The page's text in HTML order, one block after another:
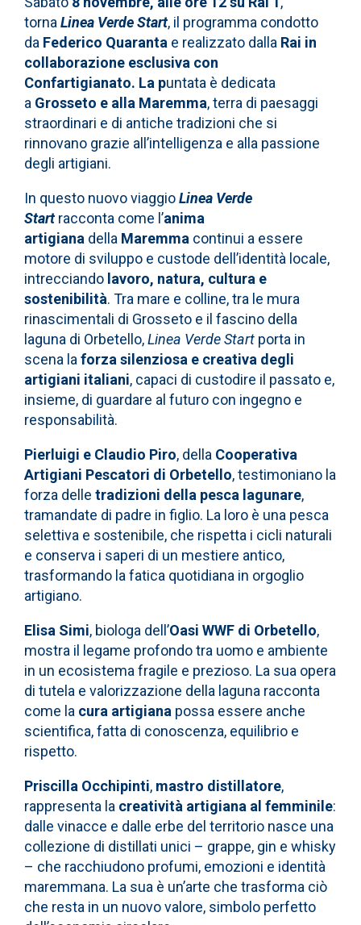
torna Linea Verde Start, il programma condotto
da Federico Quaranta e realizzato dalla Rai in
collaborazione esclusiva con
Confartigianato. La puntata è dedicata
a Grosseto e alla Maremma, terra di paesaggi
straordinari e di antiche tradizioni che si
rinnovano grazie all’intelligenza e alla passione
degli artigiani.
In questo nuovo viaggioLinea Verde
Startracconta come l’anima
artigiana della Maremma continui a essere
motore di sviluppo e custode dell’identità locale,
intrecciando lavoro, natura, cultura e
sostenibilità. Tra mare e colline, tra le mura
rinascimentali di Grosseto e il fascino della
laguna di Orbetello,Linea Verde Start porta in
scena la forza silenziosa e creativa degli
artigiani italiani, capaci di custodire il passato e,
insieme, di guardare al futuro con ingegno e
responsabilità.
Pierluigi e Claudio Piro, della Cooperativa
Artigiani Pescatori di Orbetello, testimoniano la
forza delle tradizioni della pesca lagunare,
tramandate di padre in figlio. La loro è una pesca
selettiva e sostenibile, che rispetta i cicli naturali
e conserva i saperi di un mestiere antico,
trasformando la fatica quotidiana in orgoglio
artigiano.
Elisa Simi, biologa dell’Oasi WWF di Orbetello,
mostra il legame profondo tra uomo e ambiente
in un ecosistema fragile e prezioso. La sua opera
di tutela e valorizzazione della laguna racconta
come la cura artigiana possa essere anche
scientifica, fatta di conoscenza, equilibrio e
rispetto.
Priscilla Occhipinti, mastro distillatore,
rappresenta la creatività artigiana al femminile:
dalle vinacce e dalle erbe del territorio nasce una
collezione di distillati unici – grappe, gin e whisky
– che racchiudono profumi, emozioni e identità
maremmana. La sua è un’arte che trasforma ciò
che resta in un nuovo valore, simbolo perfetto